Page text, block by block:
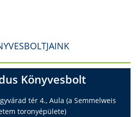
Könyvesbolt
tér 4., Aula (a Semmelweis
toronyépülete)